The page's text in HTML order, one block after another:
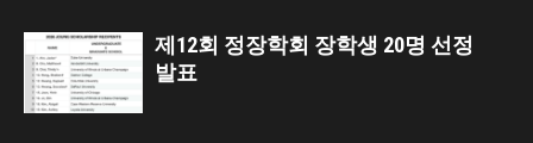
제12회 정장학회 장학생 20명 선정
발표